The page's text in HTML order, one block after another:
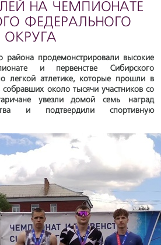
НА ЧЕМПИОНАТЕ
ФЕДЕРАЛЬНОГО
ОКРУГА
района продемонстрировали высокие
и первенстве Сибирского
легкой атлетике, которые прошли в
около тысячи участников со
увезли домой семь наград
и подтвердили спортивную